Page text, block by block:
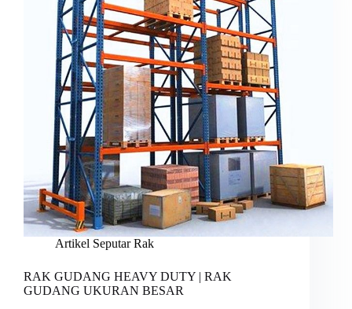
Artikel Seputar Rak
RAK GUDANG HEAVY DUTY | RAK
GUDANG UKURAN BESAR